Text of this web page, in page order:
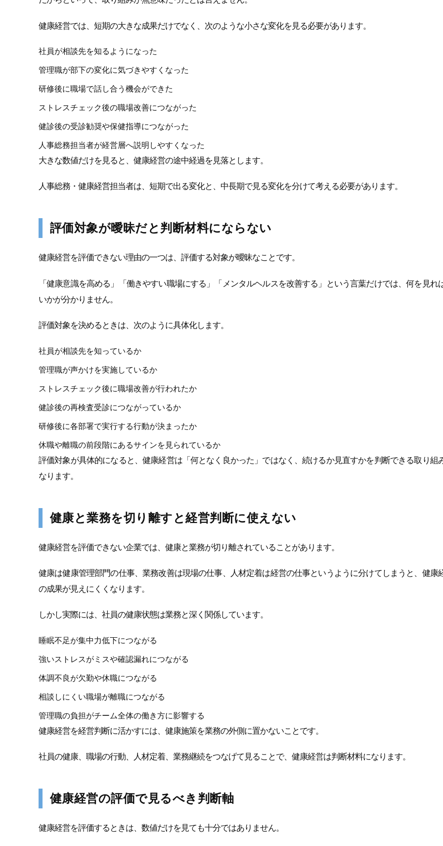
健康経営では、短期の大きな成果だけでなく、次のような小さな変化を見る必要があります。
社員が相談先を知るようになった
管理職が部下の変化に気づきやすくなった
研修後に職場で話し合う機会ができた
ストレスチェック後の職場改善につながった
健診後の受診勧奨や保健指導につながった
人事総務担当者が経営層へ説明しやすくなった
大きな数値だけを見ると、健康経営の途中経過を見落とします。
人事総務・健康経営担当者は、短期で出る変化と、中長期で見る変化を分けて考える必要があります。
評価対象が曖昧だと判断材料にならない
健康経営を評価できない理由の一つは、評価する対象が曖昧なことです。
「健康意識を高める」「働きやすい職場にする」「メンタルヘルスを改善する」という言葉だけでは、何を見れ
いかが分かりません。
評価対象を決めるときは、次のように具体化します。
社員が相談先を知っているか
管理職が声かけを実施しているか
ストレスチェック後に職場改善が行われたか
健診後の再検査受診につながっているか
研修後に各部署で実行する行動が決まったか
休職や離職の前段階にあるサインを見られているか
評価対象が具体的になると、健康経営は「何となく良かった」ではなく、続けるか見直すかを判断できる取り組
なります。
健康と業務を切り離すと経営判断に使えない
健康経営を評価できない企業では、健康と業務が切り離されていることがあります。
健康は健康管理部門の仕事、業務改善は現場の仕事、人材定着は経営の仕事というように分けてしまうと、健康
の成果が見えにくくなります。
しかし実際には、社員の健康状態は業務と深く関係しています。
睡眠不足が集中力低下につながる
強いストレスがミスや確認漏れにつながる
体調不良が欠勤や休職につながる
相談しにくい職場が離職につながる
管理職の負担がチーム全体の働き方に影響する
健康経営を経営判断に活かすには、健康施策を業務の外側に置かないことです。
社員の健康、職場の行動、人材定着、業務継続をつなげて見ることで、健康経営は判断材料になります。
健康経営の評価で見るべき判断軸
健康経営を評価するときは、数値だけを見ても十分ではありません。